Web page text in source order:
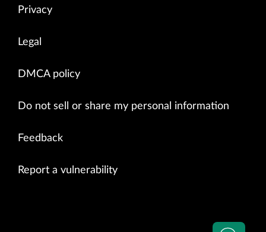
Privacy
Legal
DMCA policy
Do not sell or share my personal information
Feedback
Report a vulnerability